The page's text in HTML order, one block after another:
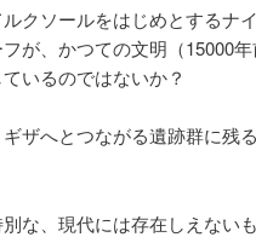
クソールをはじめとするナ
が、かつての文明（15000
いるのではないか？
ザへとつながる遺跡群に残
な、現代には存在しえない